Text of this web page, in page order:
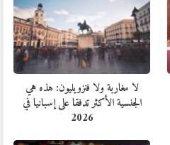
لا مغاربة ولا فنزويليون: هذه هي
الجنسية الأكثر تدفقا على إسبانيا في
2026